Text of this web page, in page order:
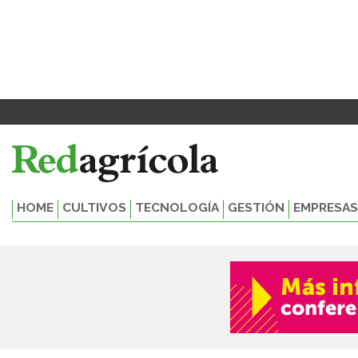
HOME CULTIVOS TECNOLOGÍA GESTIÓN EMPRESAS